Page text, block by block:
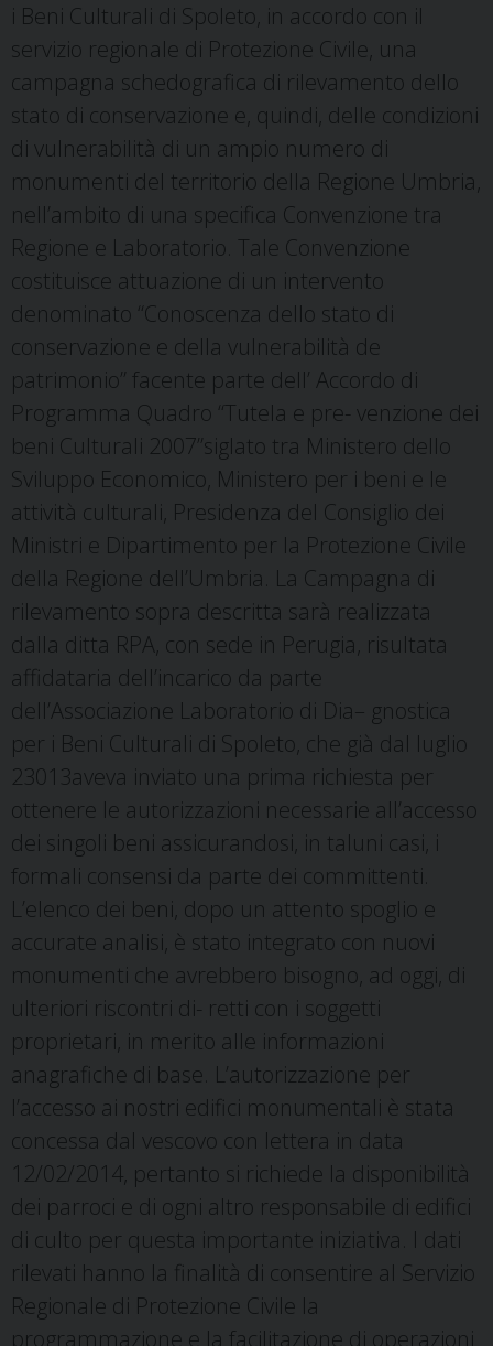
i Beni Culturali di Spoleto, in accordo con il
servizio regionale di Protezione Civile, una
campagna schedografica di rilevamento dello
stato di conservazione e, quindi, delle condizioni
di vulnerabilità di un ampio numero di
monumenti del territorio della Regione Umbria,
nell’ambito di una specifica Convenzione tra
Regione e Laboratorio. Tale Convenzione
costituisce attuazione di un intervento
denominato “Conoscenza dello stato di
conservazione e della vulnerabilità de
patrimonio” facente parte dell’ Accordo di
Programma Quadro “Tutela e pre- venzione dei
beni Culturali 2007”siglato tra Ministero dello
Sviluppo Economico, Ministero per i beni e le
attività culturali, Presidenza del Consiglio dei
Ministri e Dipartimento per la Protezione Civile
della Regione dell’Umbria. La Campagna di
rilevamento sopra descritta sarà realizzata
dalla ditta RPA, con sede in Perugia, risultata
affidataria dell’incarico da parte
dell’Associazione Laboratorio di Dia– gnostica
per i Beni Culturali di Spoleto, che già dal luglio
23013aveva inviato una prima richiesta per
ottenere le autorizzazioni necessarie all’accesso
dei singoli beni assicurandosi, in taluni casi, i
formali consensi da parte dei committenti.
L’elenco dei beni, dopo un attento spoglio e
accurate analisi, è stato integrato con nuovi
monumenti che avrebbero bisogno, ad oggi, di
ulteriori riscontri di- retti con i soggetti
proprietari, in merito alle informazioni
anagrafiche di base. L’autorizzazione per
l’accesso ai nostri edifici monumentali è stata
concessa dal vescovo con lettera in data
12/02/2014, pertanto si richiede la disponibilità
dei parroci e di ogni altro responsabile di edifici
di culto per questa importante iniziativa. I dati
rilevati hanno la finalità di consentire al Servizio
Regionale di Protezione Civile la
programmazione e la facilitazione di operazioni